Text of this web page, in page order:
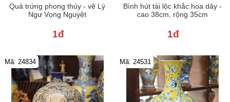
Quả trứng phong thủy - vẽ Lý
Ngư Vọng Nguyệt
1đ
Bình hút tài lộc khắc hoa dây -
cao 38cm, rộng 35cm
1đ
Mã: 24834 Mã: 24531